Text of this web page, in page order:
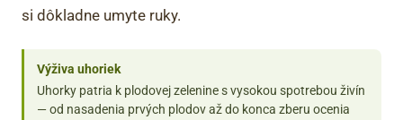
si dôkladne umyte ruky.
Výživa uhoriek
Uhorky patria k plodovej zelenine s vysokou spotrebou živín
— od nasadenia prvých plodov až do konca zberu ocenia